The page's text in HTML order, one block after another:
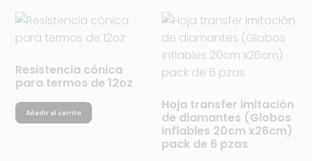
Resistencia cónica
para termos de 12oz
Añadir al carrito
Hoja transfer imitación
de diamantes (Globos
inflables 20cm x26cm)
pack de 6 pzas